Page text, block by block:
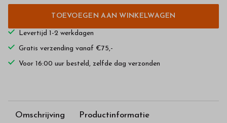
TOEVOEGEN AAN WINKELWAGEN
Levertijd 1-2 werkdagen
Gratis verzending vanaf €75,-
Voor 16:00 uur besteld, zelfde dag verzonden
Omschrijving Productinformatie